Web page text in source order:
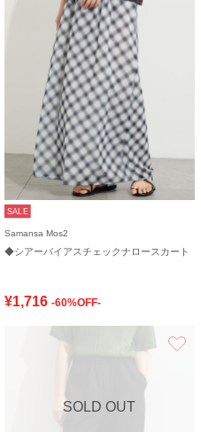
SALE
Samansa Mos2
◆シアーバイアスチェックナロースカート
¥1,716 -60%OFF-
SOLD OUT